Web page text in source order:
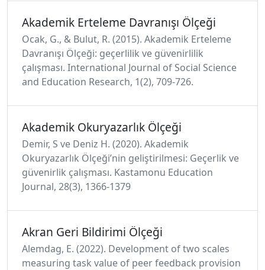
Akademik Erteleme Davranışı Ölçeği
Ocak, G., & Bulut, R. (2015). Akademik Erteleme
Davranışı Ölçeği: geçerlilik ve güvenirlilik
çalışması. International Journal of Social Science
and Education Research, 1(2), 709-726.
Akademik Okuryazarlık Ölçeği
Demir, S ve Deniz H. (2020). Akademik
Okuryazarlık Ölçeği’nin geliştirilmesi: Geçerlik ve
güvenirlik çalışması. Kastamonu Education
Journal, 28(3), 1366-1379
Akran Geri Bildirimi Ölçeği
Alemdag, E. (2022). Development of two scales
measuring task value of peer feedback provision